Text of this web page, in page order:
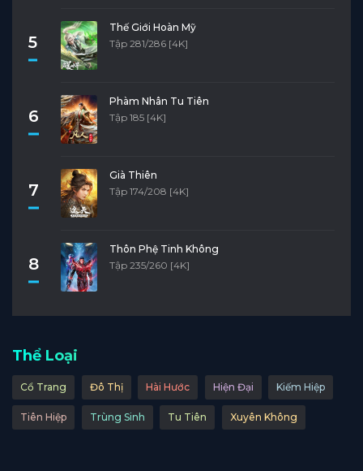
5
Thế Giới Hoàn Mỹ
Tập 281/286 [4K]
6
Phàm Nhân Tu Tiên
Tập 185 [4K]
7
Già Thiên
Tập 174/208 [4K]
8
Thôn Phệ Tinh Không
Tập 235/260 [4K]
Thể Loại
Cổ Trang Đô Thị Hài Hước Hiện Đại Kiếm Hiệp
Tiên Hiệp Trùng Sinh Tu Tiên Xuyên Không